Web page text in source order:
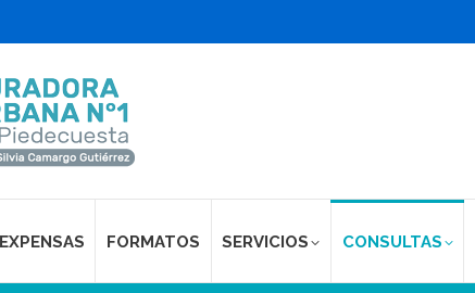
EXPENSAS FORMATOS SERVICIOS CONSULTAS